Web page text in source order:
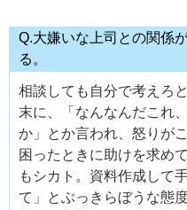
Q.大嫌いな上司との関係
る。
相談しても自分で考えろ
末に、「なんなんだこれ
か」とか言われ、怒りが
困ったときに助けを求め
もシカト。資料作成して
て」とぶっきらぼうな態度